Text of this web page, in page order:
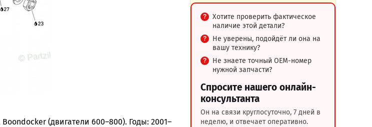
Хотите проверить фактическое
наличие этой детали?
Не уверены, подойдёт ли она на
вашу технику?
Не знаете точный OEM-номер
нужной запчасти?
Спросите нашего онлайн-
консультанта
Он на связи круглосуточно, 7 дней в
неделю, и отвечает оперативно.
(двигатели 600–800). Годы: 2001–